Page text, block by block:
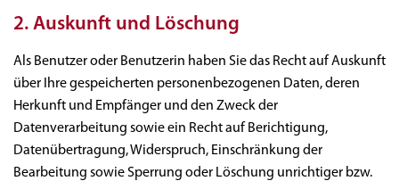
2. Auskunft und Löschung
Als Benutzer oder Benutzerin haben Sie das Recht auf Auskunft
über Ihre gespeicherten personenbezogenen Daten, deren
Herkunft und Empfänger und den Zweck der
Datenverarbeitung sowie ein Recht auf Berichtigung,
Datenübertragung, Widerspruch, Einschränkung der
Bearbeitung sowie Sperrung oder Löschung unrichtiger bzw.